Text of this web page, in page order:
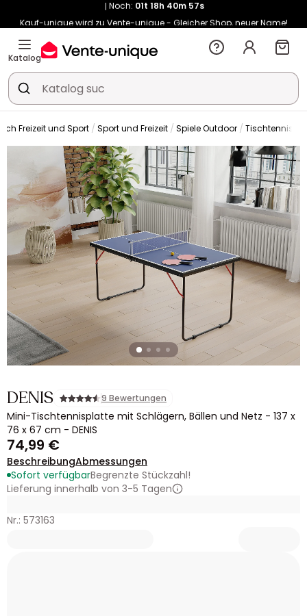
Kauf-unique wird zu Vente-unique - Gleicher Shop, neuer Name!
-10% ab 400€ mitHEAT10auf Vente-unique-Produkte
Noch:
Katalog
Freizeit und Sport Sport und Freizeit Spiele Outdoor
DENIS 9 Bewertungen
Mini-Tischtennisplatte mit Schlägern, Bällen und Netz - 137 x
76 x 67 cm - DENIS
74,99 €
BeschreibungAbmessungen
Sofort verfügbarBegrenzte Stückzahl!
Lieferung innerhalb von 3-5 Tagen
Nr.: 573163